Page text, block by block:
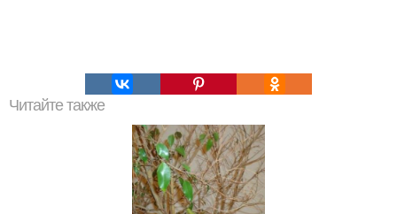
Читайте также